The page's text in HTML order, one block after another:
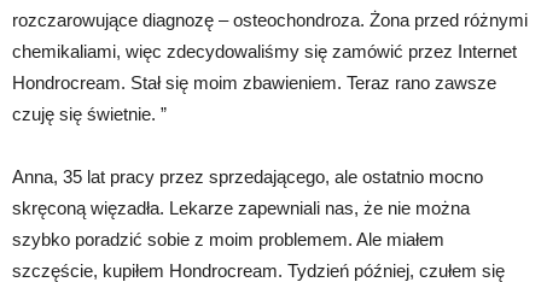
rozczarowujące diagnozę – osteochondroza. Żona przed różnymi
chemikaliami, więc zdecydowaliśmy się zamówić przez Internet
Hondrocream. Stał się moim zbawieniem. Teraz rano zawsze
czuję się świetnie. ”
Anna, 35 lat pracy przez sprzedającego, ale ostatnio mocno
skręconą więzadła. Lekarze zapewniali nas, że nie można
szybko poradzić sobie z moim problemem. Ale miałem
szczęście, kupiłem Hondrocream. Tydzień później, czułem się